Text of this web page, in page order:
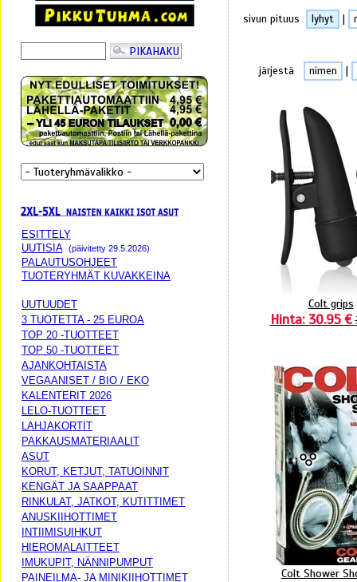
ESITTELY
UUTISIA
(päivitetty 29.5.2026)
PALAUTUSOHJEET
TUOTERYHMÄT KUVAKKEINA
UUTUUDET
3 TUOTETTA - 25 EUROA
TOP 20 -TUOTTEET
TOP 50 -TUOTTEET
AJANKOHTAISTA
VEGAANISET / BIO / EKO
KALENTERIT 2026
LELO-TUOTTEET
LAHJAKORTIT
PAKKAUSMATERIAALIT
ASUT
KORUT, KETJUT, TATUOINNIT
KENGÄT JA SAAPPAAT
RINKULAT, JATKOT, KUTITTIMET
ANUSKIIHOTTIMET
INTIIMISUIHKUT
HIEROMALAITTEET
IMUKUPIT, NÄNNIPUMPUT
PAINEILMA- JA MINIKIIHOTTIMET
sivun pituus lyhyt
järjestä nimen
Colt grips
Hinta: 30.95 €
Colt Shower